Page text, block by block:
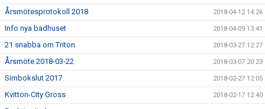
Årsmötesprotokoll 2018 2018-04-12 14:26
Info nya badhuset 2018-04-09 13:41
21 snabba om Triton 2018-03-27 12:27
Årsmöte 2018-03-22 2018-03-07 20:23
Simbokslut 2017 2018-02-27 12:05
Kvitton-City Gross 2018-02-17 12:40